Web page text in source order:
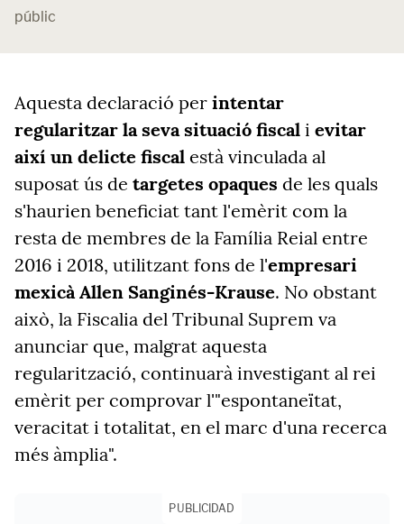
públic
Aquesta declaració per intentar
regularitzar la seva situació fiscal i evitar
així un delicte fiscal està vinculada al
suposat ús de targetes opaques de les quals
s'haurien beneficiat tant l'emèrit com la
resta de membres de la Família Reial entre
2016 i 2018, utilitzant fons de l'empresari
mexicà Allen Sanginés-Krause. No obstant
això, la Fiscalia del Tribunal Suprem va
anunciar que, malgrat aquesta
regularització, continuarà investigant al rei
emèrit per comprovar l'"espontaneïtat,
veracitat i totalitat, en el marc d'una recerca
més àmplia".
PUBLICIDAD